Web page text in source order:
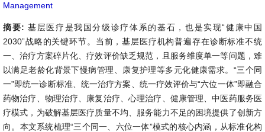
Management
摘要: 基层医疗是我国分级诊疗体系的基石，也是实现“健康中国
2030”战略的关键环节。当前，基层医疗机构普遍存在诊断标准不统
一、治疗方案碎片化、疗效评价缺乏规范，且服务维度单一等问题，难
以满足老龄化背景下慢病管理、康复护理等多元化健康需求。“三个同
一”即统一诊断标准、统一治疗方案、统一疗效评价与“六位一体”即融合
药物治疗、物理治疗、康复治疗、心理治疗、健康管理、中医药服务医
疗模式，为破解基层医疗质量不均、服务能力不足的困境提供了创新方
向。本文系统梳理“三个同一、六位一体”模式的核心内涵，从标准化构